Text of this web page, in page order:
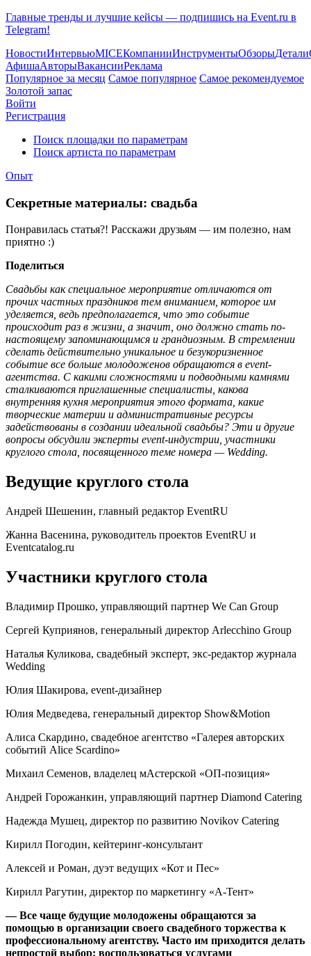
Главные тренды и лучшие кейсы — подпишись на Event.ru в
Telegram!
НовостиИнтервьюMICEКомпанииИнструментыОбзорыДетали
АфишаАвторыВакансииРеклама
Популярное за месяц Самое популярное Самое рекомендуемое
Золотой запас
Войти
Регистрация
Поиск площадки по параметрам
Поиск артиста по параметрам
Опыт
Секретные материалы: свадьба
Понравилась статья?! Расскажи друзьям — им полезно, нам
приятно :)
Поделиться
Свадьбы как специальное мероприятие отличаются от
прочих частных праздников тем вниманием, которое им
уделяется, ведь предполагается, что это событие
происходит раз в жизни, а значит, оно должно стать по-
настоящему запоминающимся и грандиозным. В стремлении
сделать действительно уникальное и безукоризненное
событие все больше молодоженов обращаются в event-
агентства. С какими сложностями и подводными камнями
сталкиваются приглашенные специалисты, какова
внутренняя кухня мероприятия этого формата, какие
творческие материи и административные ресурсы
задействованы в создании идеальной свадьбы? Эти и другие
вопросы обсудили эксперты event-индустрии, участники
круглого стола, посвященного теме номера — Wedding.
Ведущие круглого стола
Андрей Шешенин, главный редактор EventRU
Жанна Васенина, руководитель проектов EventRU и
Eventcatalog.ru
Участники круглого стола
Владимир Прошко, управляющий партнер We Can Group
Сергей Куприянов, генеральный директор Аrlecchino Group
Наталья Куликова, свадебный эксперт, экс-редактор журнала
Wedding
Юлия Шакирова, event-дизайнер
Юлия Медведева, генеральный директор Show&Motion
Алиса Скардино, свадебное агентство «Галерея авторских
событий Alice Scardino»
Михаил Семенов, владелец мАстерской «ОП-позиция»
Андрей Горожанкин, управляющий партнер Diamond Catering
Надежда Мушец, директор по развитию Novikov Catering
Кирилл Погодин, кейтеринг-консультант
Алексей и Роман, дуэт ведущих «Кот и Пес»
Кирилл Рагутин, директор по маркетингу «А-Тент»
— Все чаще будущие молодожены обращаются за
помощью в организации своего свадебного торжества к
профессиональному агентству. Часто им приходится делать
непростой выбор: воспользоваться услугами